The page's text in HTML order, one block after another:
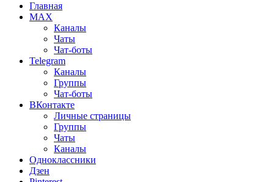
Главная
MAX
Каналы
Чаты
Чат-боты
Telegram
Каналы
Группы
Чат-боты
ВКонтакте
Личные страницы
Группы
Чаты
Каналы
Одноклассники
Дзен